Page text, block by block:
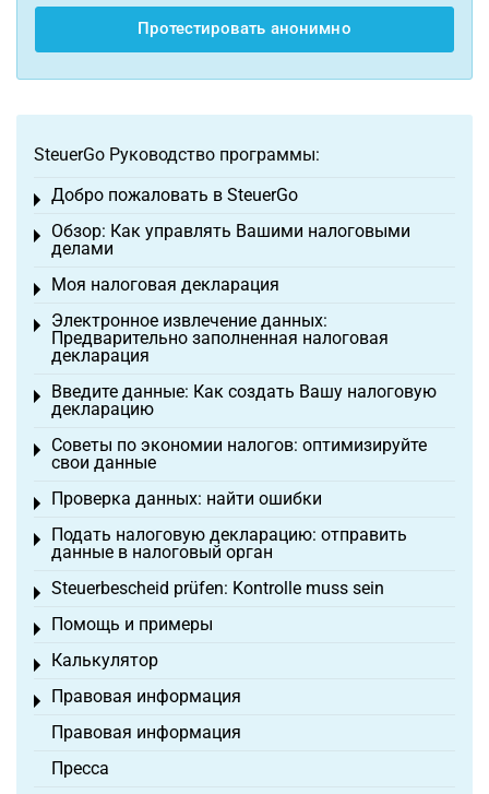
Протестировать анонимно
SteuerGo Руководство программы:
Добро пожаловать в SteuerGo
Toggle menu
Обзор: Как управлять Вашими налоговыми
делами
Toggle menu
Моя налоговая декларация
Toggle menu
Электронное извлечение данных:
Предварительно заполненная налоговая
декларация
Toggle menu
Введите данные: Как создать Вашу налоговую
декларацию
Toggle menu
Советы по экономии налогов: оптимизируйте
свои данные
Toggle menu
Проверка данных: найти ошибки
Toggle menu
Подать налоговую декларацию: отправить
данные в налоговый орган
Toggle menu
Steuerbescheid prüfen: Kontrolle muss sein
Toggle menu
Помощь и примеры
Toggle menu
Калькулятор
Toggle menu
Правовая информация
Toggle menu
Правовая информация
Пресса